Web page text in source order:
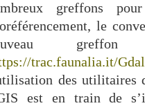
greffons
le
trac.faunalia.it/
des utilitaires
est en train de